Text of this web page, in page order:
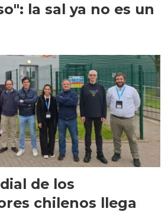
la sal ya no es un
de los
chilenos llega